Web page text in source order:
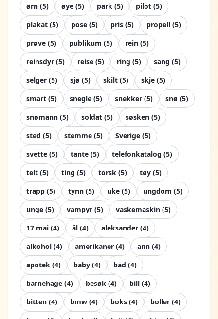
ørn (5) øye (5) park (5) pilot (5)
plakat (5) pose (5) pris (5) propell (5)
prøve (5) publikum (5) rein (5)
reinsdyr (5) reise (5) ring (5) sang (5)
selger (5) sjø (5) skilt (5) skje (5)
smart (5) snegle (5) snekker (5) snø (5)
snømann (5) soldat (5) søsken (5)
sted (5) stemme (5) Sverige (5)
svette (5) tante (5) telefonkatalog (5)
telt (5) ting (5) torsk (5) tøy (5)
trapp (5) tynn (5) uke (5) ungdom (5)
unge (5) vampyr (5) vaskemaskin (5)
17.mai (4) ål (4) aleksander (4)
alkohol (4) amerikaner (4) ann (4)
apotek (4) baby (4) bad (4)
barnehage (4) besøk (4) bill (4)
bitten (4) bmw (4) boks (4) boller (4)